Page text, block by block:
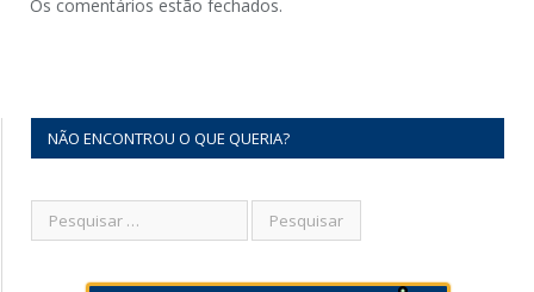
Os comentários estão fechados.
NÃO ENCONTROU O QUE QUERIA?